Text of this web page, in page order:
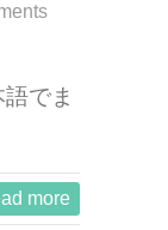
でま
more